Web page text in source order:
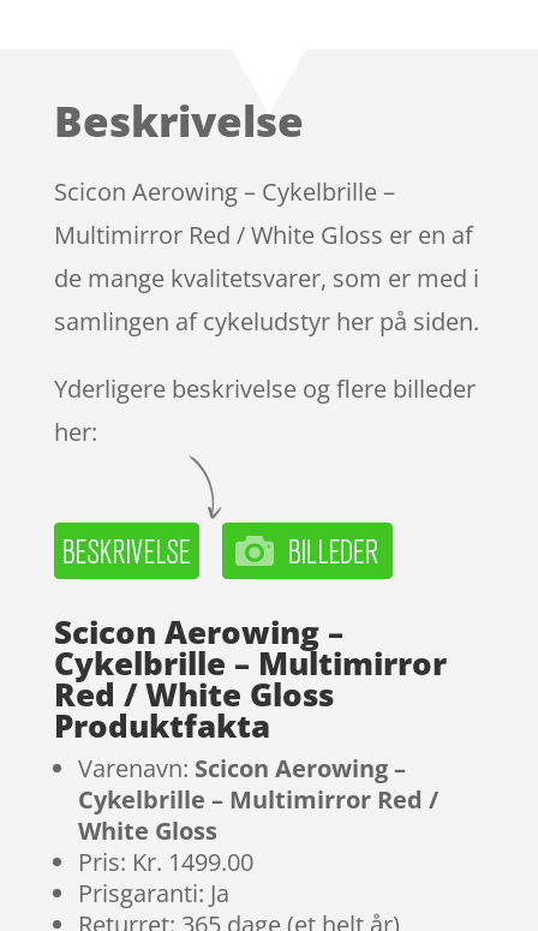
kundebedø
Beskrivelse
Scicon Aerowing – Cykelbrille –
Multimirror Red / White Gloss er en af
de mange kvalitetsvarer, som er med i
samlingen af cykeludstyr her på siden.
Yderligere beskrivelse og flere billeder
her:
Scicon Aerowing –
Cykelbrille – Multimirror
Red / White Gloss
Produktfakta
Varenavn: Scicon Aerowing –
Cykelbrille – Multimirror Red /
White Gloss
Pris: Kr. 1499.00
Prisgaranti: Ja
Returret: 365 dage (et helt år)